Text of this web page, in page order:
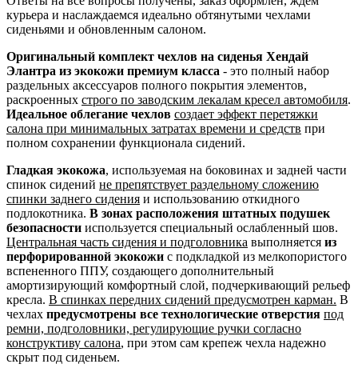
курьера и наслаждаемся идеально обтянутыми чехлами
сиденьями и обновленным салоном.
Оригинальный комплект чехлов на сиденья Хендай
Элантра из экокожи премиум класса - это полный набор
раздельных аксессуаров полного покрытия элементов,
раскроенных строго по заводским лекалам кресел автомобиля.
Идеальное облегание чехлов создает эффект перетяжки
салона при минимальных затратах времени и средств при
полном сохранении функционала сидений.
Гладкая экокожа, используемая на боковинах и задней части
спинок сидений не препятствует раздельному сложению
спинки заднего сидения и использованию откидного
подлокотника. В зонах расположения штатных подушек
безопасности используется специальный ослабленный шов.
Центральная часть сидения и подголовника выполняется из
перфорированной экокожи с подкладкой из мелкопористого
вспененного ППУ, создающего дополнительный
амортизирующий комфортный слой, подчеркивающий рельеф
кресла. В спинках передних сидений предусмотрен карман. В
чехлах предусмотрены все технологические отверстия под
ремни, подголовники, регулирующие ручки согласно
конструктиву салона, при этом сам крепеж чехла надежно
скрыт под сиденьем.